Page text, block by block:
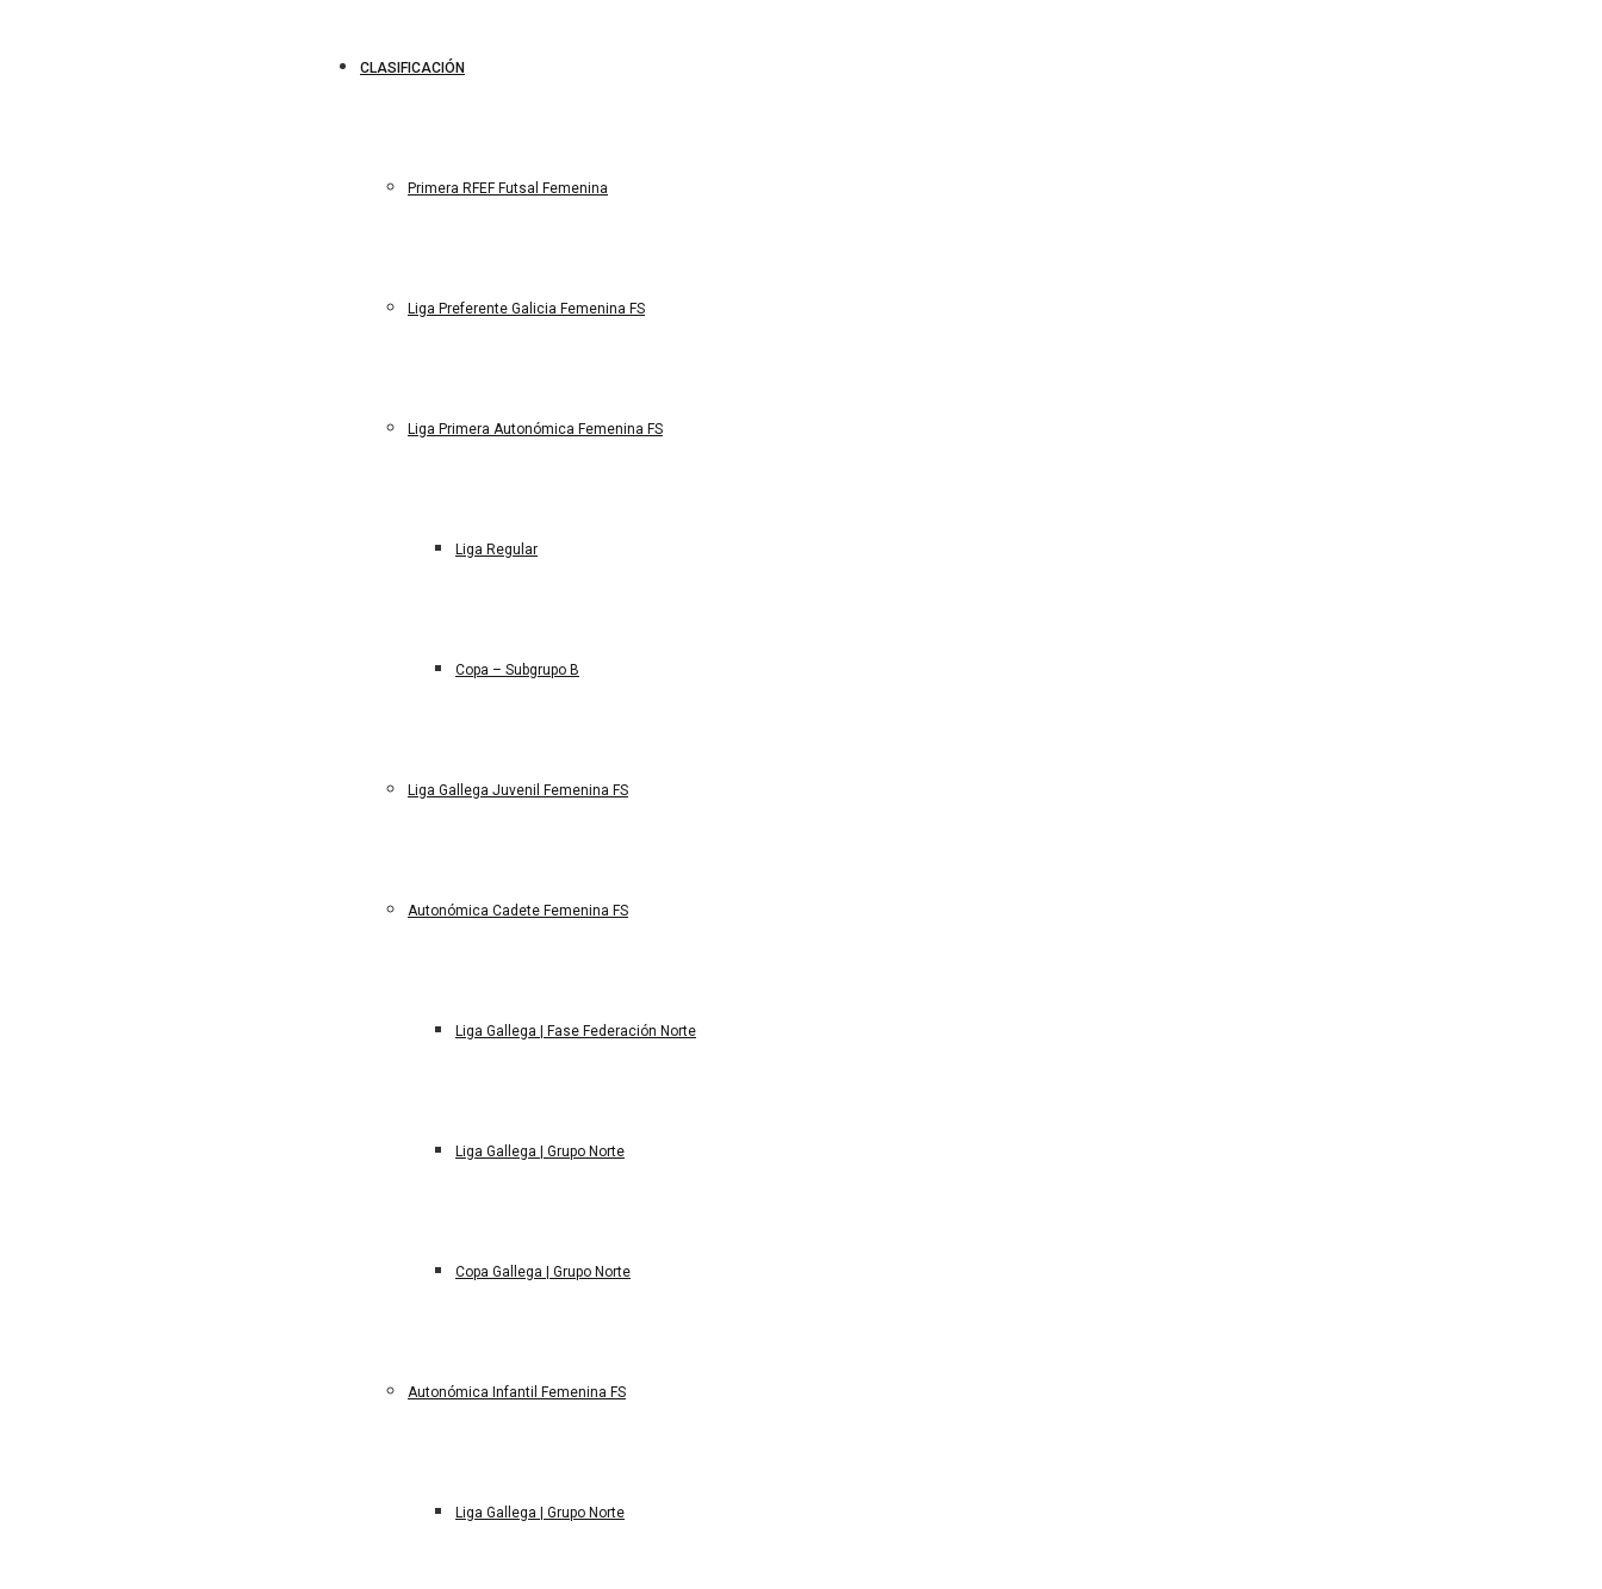
CLASIFICACIÓN
Primera RFEF Futsal Femenina
Liga Preferente Galicia Femenina FS
Liga Primera Autonómica Femenina FS
Liga Regular
Copa – Subgrupo B
Liga Gallega Juvenil Femenina FS
Autonómica Cadete Femenina FS
Liga Gallega | Fase Federación Norte
Liga Gallega | Grupo Norte
Copa Gallega | Grupo Norte
Autonómica Infantil Femenina FS
Liga Gallega | Grupo Norte